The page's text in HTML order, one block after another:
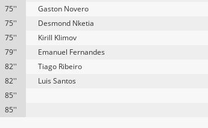
75''
Gaston Novero
75''
Desmond Nketia
75''
Kirill Klimov
79''
Emanuel Fernandes
82''
Tiago Ribeiro
82''
Luis Santos
85''
85''